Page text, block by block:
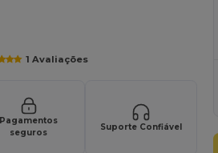
1 Avaliações
Pagamentos
seguros
Suporte Confiável